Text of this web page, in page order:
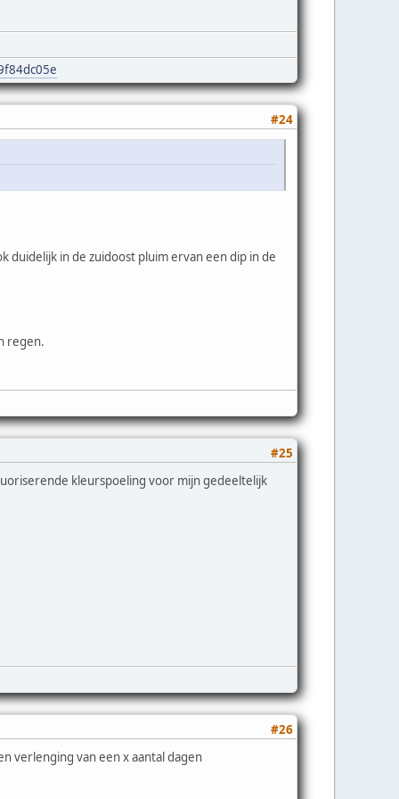
#24
duidelijk in de zuidoost pluim ervan een dip in de
regen.
#25
kleurspoeling voor mijn gedeeltelijk
#26
verlenging van een x aantal dagen